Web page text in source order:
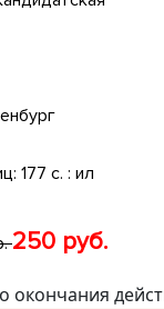
177 с. : ил
250 руб.
окончания